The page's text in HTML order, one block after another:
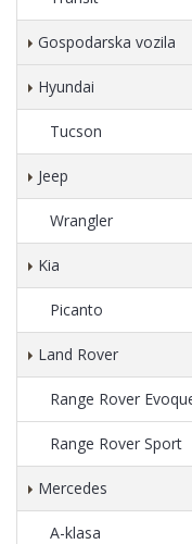
Gospodarska vozila
Hyundai
Tucson
Jeep
Wrangler
Kia
Picanto
Land Rover
Range Rover
Range Rover Sport
Mercedes
A-klasa